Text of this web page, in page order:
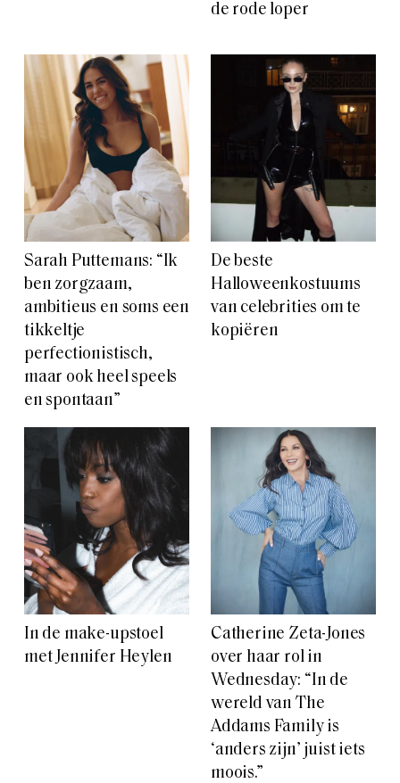
de rode loper
Sarah Puttemans: “Ik
ben zorgzaam,
ambitieus en soms een
tikkeltje
perfectionistisch,
maar ook heel speels
en spontaan”
De beste
Halloweenkostuums
van celebrities om te
kopiëren
In de make-upstoel
met Jennifer Heylen
Catherine Zeta-Jones
over haar rol in
Wednesday: “In de
wereld van The
Addams Family is
‘anders zijn’ juist iets
moois.”